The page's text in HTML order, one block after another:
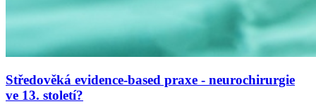
Středověká evidence-based praxe - neurochirurgie
ve 13. století?